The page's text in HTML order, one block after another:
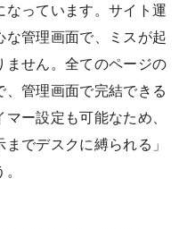
っています。サイト運
管理画面で、ミスが起
ません。全てのページの
管理画面で完結できる
ー設定も可能なため、
でデスクに縛られる」